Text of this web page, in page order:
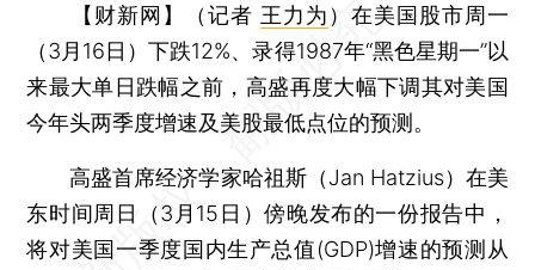
【财新网】（记者 王力为 ） 在美国股市周一
（3月16日）下跌12%、录得1987年“黑色星期一”以
来最大单日跌幅之前，高盛再度大幅下调其对美国
今年头两季度增速及美股最低点位的预测。
高盛首席经济学家哈祖斯（Jan Hatzius）在美
东时间周日（3月15日）傍晚发布的一份报告中，
将对美国一季度国内生产总值(GDP)增速的预测从